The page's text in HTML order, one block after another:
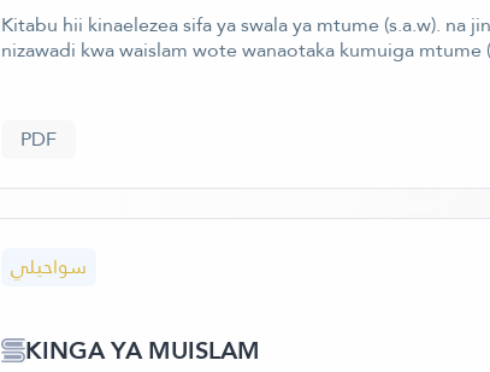
Kitabu hii kinaelezea sifa ya swala ya mtume (s.a.w). na
nizawadi kwa waislam wote wanaotaka kumuiga mtume
PDF
سواحيلي
KINGA YA MUISLAM